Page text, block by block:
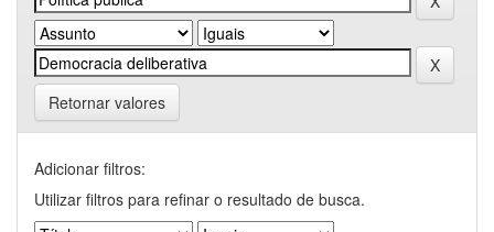
Retornar valores
Adicionar filtros:
Utilizar filtros para refinar o resultado de busca.